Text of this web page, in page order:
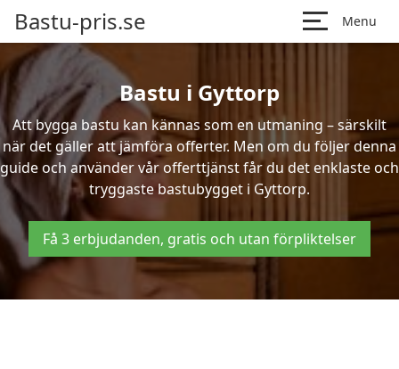
Bastu-pris.se Menu
Bastu i Gyttorp
Att bygga bastu kan kännas som en utmaning – särskilt
när det gäller att jämföra offerter. Men om du följer denna
guide och använder vår offerttjänst får du det enklaste och
tryggaste bastubygget i Gyttorp.
Få 3 erbjudanden, gratis och utan förpliktelser